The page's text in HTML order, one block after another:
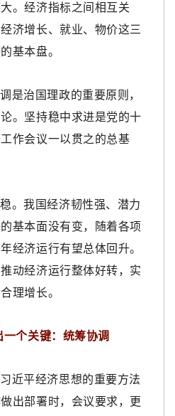
。经济指标之间相互关
济增长、就业、物价这三
基本盘。
是治国理政的重要原则，
。坚持稳中求进是党的十
作会议一以贯之的总基
。我国经济韧性强、潜力
基本面没有变，随着各项
经济运行有望总体回升。
动经济运行整体好转，实
理增长。
一个关键：统筹协调
近平经济思想的重要方法
出部署时，会议要求，更